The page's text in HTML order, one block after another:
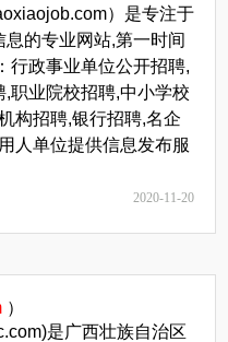
）是专注于
的专业网站,第一时间
行政事业单位公开招聘,
职业院校招聘,中小学校
构招聘,银行招聘,名企
人单位提供信息发布服
2020-11-20
）
是广西壮族自治区